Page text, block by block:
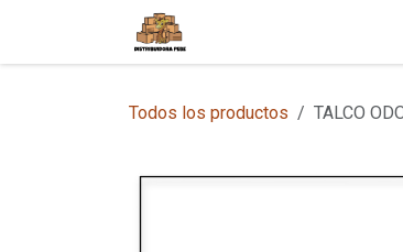
Todos los productos TALCO